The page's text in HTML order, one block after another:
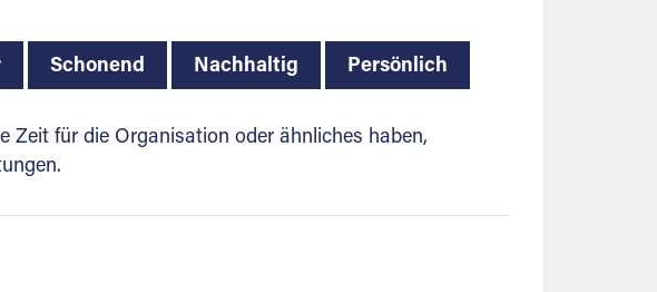
Schonend Nachhaltig Persönlich
Zeit für die Organisation oder ähnliches haben,